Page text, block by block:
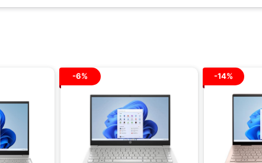
-6% -14%